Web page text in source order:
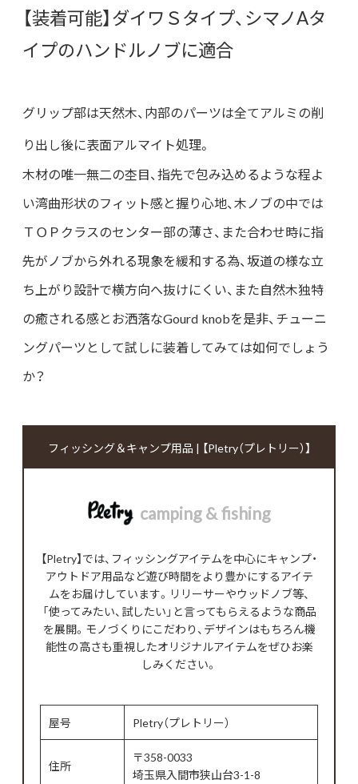
【装着可能】ダイワＳタイプ、シマノAタ
イプのハンドルノブに適合
グリップ部は天然木、内部のパーツは全てアルミの削
り出し後に表面アルマイト処理。
木材の唯一無二の杢目、指先で包み込めるような程よ
い湾曲形状のフィット感と握り心地、木ノブの中では
ＴＯＰクラスのセンター部の薄さ、また合わせ時に指
先がノブから外れる現象を緩和する為、坂道の様な立
ち上がり設計で横方向へ抜けにくい、また自然木独特
の癒される感とお洒落なGourd knobを是非、チューニ
ングパーツとして試しに装着してみては如何でしょう
か？
フィッシング＆キャンプ用品 | 【Pletry（プレトリー）】
camping & fishing
【Pletry】では、フィッシングアイテムを中心にキャンプ・
アウトドア用品など遊び時間をより豊かにするアイテ
ムをお届けしています。リリーサーやウッドノブ等、
「使ってみたい、試したい」と言ってもらえるような商品
を展開。モノづくりにこだわり、デザインはもちろん機
能性の高さも重視したオリジナルアイテムをぜひお楽
しみください。
屋号 Pletry（プレトリー）
住所
〒358-0033
埼玉県入間市狭山台3-1-8